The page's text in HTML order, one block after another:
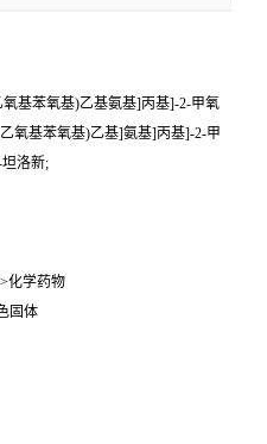
基苯氧基)乙基氨基]丙基]-2-甲氧
氧基苯氧基)乙基]氨基]丙基]-2-甲
洛新;
化学药物
固体